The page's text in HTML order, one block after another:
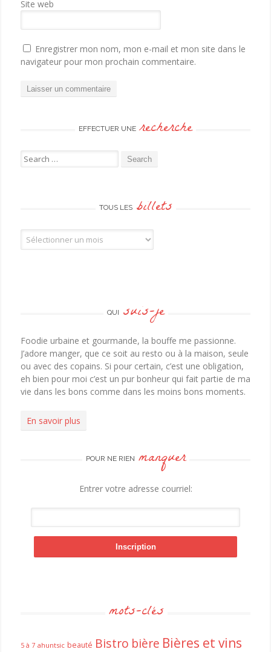
Site web
Enregistrer mon nom, mon e-mail et mon site dans le
navigateur pour mon prochain commentaire.
EFFECTUER UNE recherche
Search for:
TOUS LES billets
Tous les billets
QUI suis-je
Foodie urbaine et gourmande, la bouffe me passionne.
J’adore manger, que ce soit au resto ou à la maison, seule
ou avec des copains. Si pour certain, c’est une obligation,
eh bien pour moi c’est un pur bonheur qui fait partie de ma
vie dans les bons comme dans les moins bons moments.
En savoir plus
POUR NE RIEN manquer
Entrer votre adresse courriel:
mots-clés
5 à 7 ahuntsic beauté Bistro bière Bières et vins